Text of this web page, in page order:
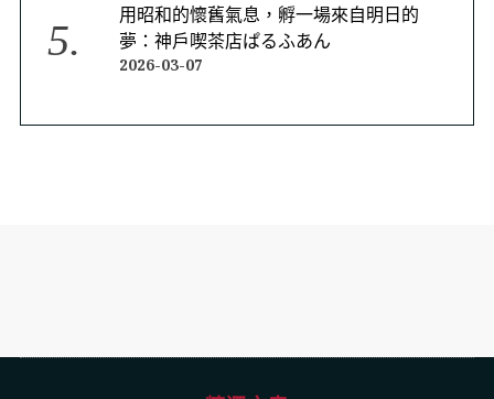
用昭和的懷舊氣息，孵一場來自明日的
夢：神戶喫茶店ぱるふあん
2026-03-07